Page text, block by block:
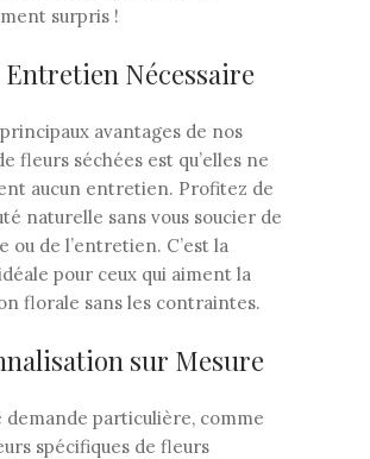
surpris !
Nécessaire
principaux avantages de nos
fleurs séchées est qu’elles ne
aucun entretien. Profitez de
naturelle sans vous soucier de
ou de l’entretien. C’est la
pour ceux qui aiment la
florale sans les contraintes.
sur Mesure
demande particulière, comme
spécifiques de fleurs